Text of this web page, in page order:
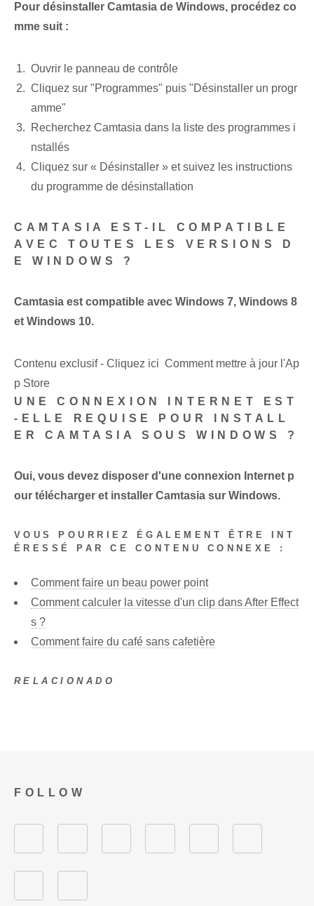
Pour désinstaller Camtasia de Windows, procédez co
mme suit :
Ouvrir le panneau de contrôle
Cliquez sur "Programmes" puis "Désinstaller un progr
amme"
Recherchez Camtasia dans la liste des programmes i
nstallés
Cliquez sur « Désinstaller » et suivez les instructions
du programme de désinstallation
CAMTASIA EST-IL COMPATIBLE
AVEC TOUTES LES VERSIONS D
E WINDOWS ?
Camtasia est compatible avec Windows 7, Windows 8
et Windows 10.
Contenu exclusif - Cliquez ici Comment mettre à jour l'Ap
p Store
UNE CONNEXION INTERNET EST
-ELLE REQUISE POUR INSTALL
ER CAMTASIA SOUS WINDOWS ?
Oui, vous devez disposer d'une connexion Internet p
our télécharger et installer Camtasia sur Windows.
VOUS POURRIEZ ÉGALEMENT ÊTRE INT
ÉRESSÉ PAR CE CONTENU CONNEXE :
Comment faire un beau power point
Comment calculer la vitesse d'un clip dans After Effect
s ?
Comment faire du café sans cafetière
RELACIONADO
FOLLOW